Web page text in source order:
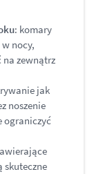
: komary
nocy,
zewnątrz
jak
noszenie
ograniczyć
skuteczne